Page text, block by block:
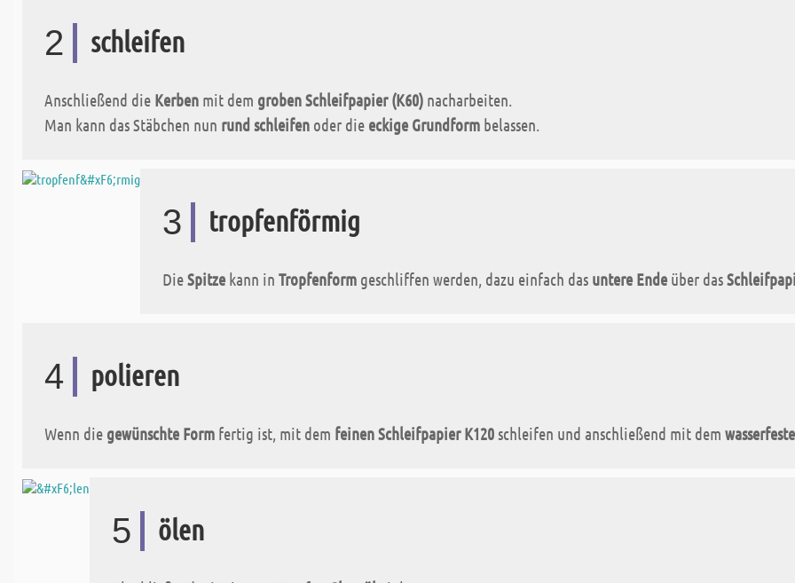
2 schleifen
Anschließend die Kerben mit dem groben Schleifpapier (K60) nacharbeiten.
Man kann das Stäbchen nun rund schleifen oder die eckige Grundform belassen.
3 tropfenförmig
DieSpitze kann in Tropfenform geschliffen werden, dazu einfach das untere Ende über das
4 polieren
Wenn die gewünschte Form fertig ist, mit dem feinen Schleifpapier K120 schleifen und anschließend mit dem
5 ölen